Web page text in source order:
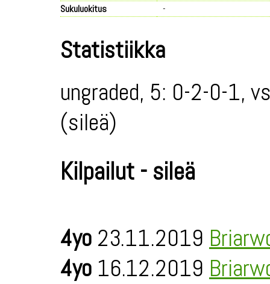
Sukuluokitus
-
Statistiikka
ungraded, 5: 0-2-0-1,
(sileä)
Kilpailut - sileä
4yo 23.11.2019
4yo 16.12.2019